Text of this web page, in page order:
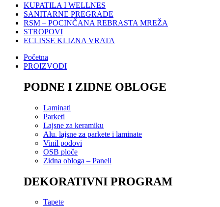
KUPATILA I WELLNES
SANITARNE PREGRADE
RSM – POCINČANA REBRASTA MREŽA
STROPOVI
ECLISSE KLIZNA VRATA
Početna
PROIZVODI
PODNE I ZIDNE OBLOGE
Laminati
Parketi
Lajsne za keramiku
Alu. lajsne za parkete i laminate
Vinil podovi
OSB ploče
Zidna obloga – Paneli
DEKORATIVNI PROGRAM
Tapete